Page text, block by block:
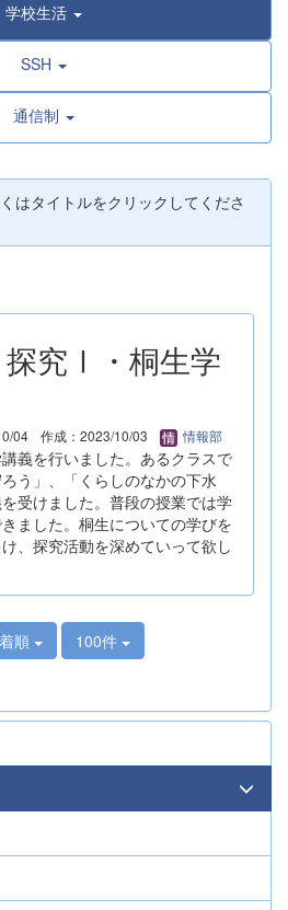
学校生活
SSH
通信制
はタイトルをクリックしてくださ
究Ⅰ・桐生学
04 作成：2023/10/03 情報部
義を行いました。あるクラスで
う」、「くらしのなかの下水
受けました。普段の授業では学
ました。桐生についての学びを
、探究活動を深めていって欲し
順 100件